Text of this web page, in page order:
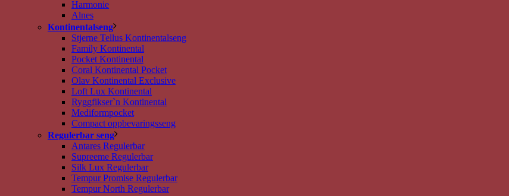
Harmonie
Alnes
Kontinentalseng
Stjerne Tellus Kontinentalseng
Family Kontinental
Pocket Kontinental
Coral Kontinental Pocket
Olav Kontinental Exclusive
Loft Lux Kontinental
Ryggfikser`n Kontinental
Mediformpocket
Compact oppbevaringsseng
Regulerbar seng
Antares Regulerbar
Supreeme Regulerbar
Silk Lux Regulerbar
Tempur Promise Regulerbar
Tempur North Regulerbar